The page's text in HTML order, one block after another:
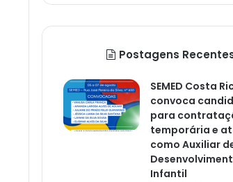
Postagens
SEMED Costa
convoca
para
temporária e
como Auxiliar
Infantil